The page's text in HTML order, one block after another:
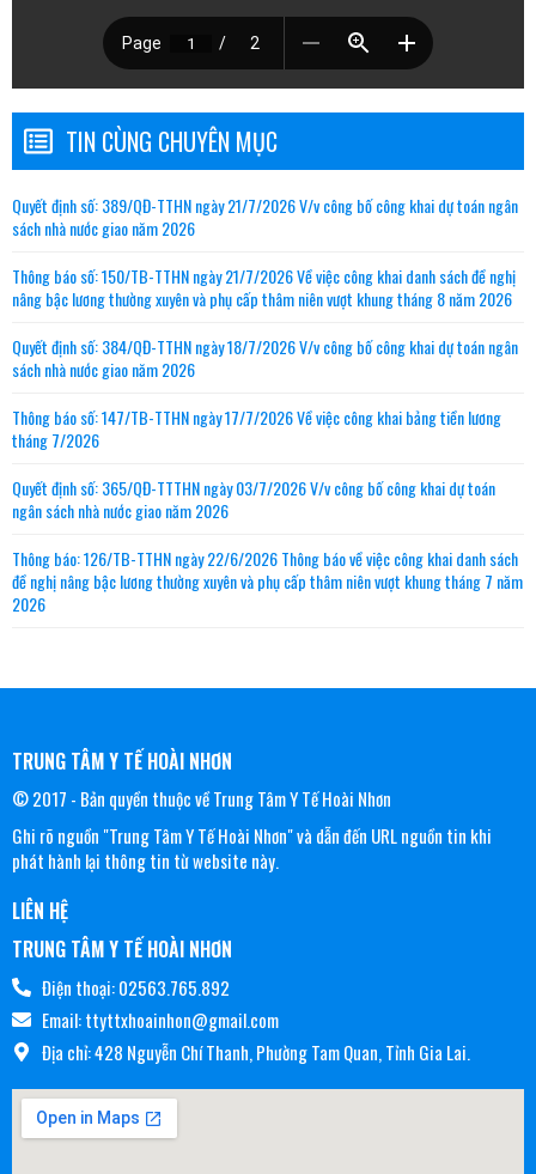
TIN CÙNG CHUYÊN MỤC
Quyết định số: 389/QĐ-TTHN ngày 21/7/2026 V/v công bố công khai dự toán ngân
sách nhà nước giao năm 2026
Thông báo số: 150/TB-TTHN ngày 21/7/2026 Về việc công khai danh sách đề nghị
nâng bậc lương thường xuyên và phụ cấp thâm niên vượt khung tháng 8 năm 2026
Quyết định số: 384/QĐ-TTHN ngày 18/7/2026 V/v công bố công khai dự toán ngân
sách nhà nước giao năm 2026
Thông báo số: 147/TB-TTHN ngày 17/7/2026 Về việc công khai bảng tiền lương
tháng 7/2026
Quyết định số: 365/QĐ-TTTHN ngày 03/7/2026 V/v công bố công khai dự toán
ngân sách nhà nước giao năm 2026
Thông báo: 126/TB-TTHN ngày 22/6/2026 Thông báo về việc công khai danh sách
đề nghị nâng bậc lương thường xuyên và phụ cấp thâm niên vượt khung tháng 7 năm
2026
TRUNG TÂM Y TẾ HOÀI NHƠN
© 2017 - Bản quyền thuộc về Trung Tâm Y Tế Hoài Nhơn
Ghi rõ nguồn "Trung Tâm Y Tế Hoài Nhơn" và dẫn đến URL nguồn tin khi
phát hành lại thông tin từ website này.
LIÊN HỆ
TRUNG TÂM Y TẾ HOÀI NHƠN
Điện thoại: 02563.765.892
Email: ttyttxhoainhon@gmail.com
Địa chỉ: 428 Nguyễn Chí Thanh, Phường Tam Quan, Tỉnh Gia Lai.